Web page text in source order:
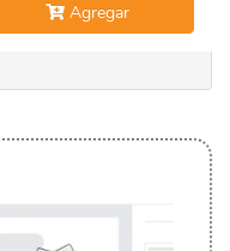
Agregar